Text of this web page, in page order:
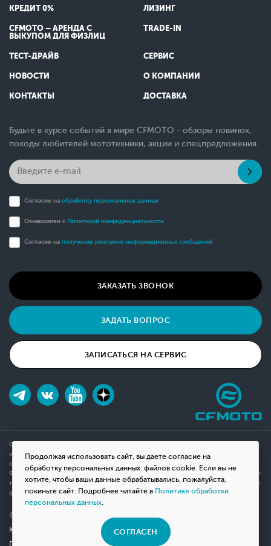
Продолжая использовать сайт, вы даете согласие на
обработку персональных данных: файлов cookie. Если вы не
хотите, чтобы ваши данные обрабатывались, пожалуйста,
покиньте сайт. Подробнее читайте в Политике обработки
персональных данных.
СОГЛАСЕН
КРЕДИТ 0% ЛИЗИНГ
CFMOTO – АРЕНДА С
ВЫКУПОМ ДЛЯ ФИЗЛИЦ
TRADE-IN
ТЕСТ-ДРАЙВ СЕРВИС
НОВОСТИ О КОМПАНИИ
КОНТАКТЫ ДОСТАВКА
Будьте в курсе событий в мире CFMOTO - обзоры новинок,
походы любителей мототехники, акции и спецпредложения.
Согласие на обработку персональных данных
Ознакомлен с Политикой конфиденциальности
Согласие на получение рекламно-информационных сообщений
ЗАКАЗАТЬ ЗВОНОК
ЗАДАТЬ ВОПРОС
ЗАПИСАТЬСЯ НА СЕРВИС
Обращаем ваше внимание на то, что данный интернет-сайт носит исключительно
информационный характер и ни при каких условиях не является публичной офертой,
определяемой положениями Статьи 437(2) Гражданского кодекса Российской
Федерации. Для получения подробной информации о наличии и стоимости указанных
товаров, пожалуйста, обращайтесь к менеджерам компании с помощью специальной
формы связи на сайте или по телефону.
© 2026 Мотосалон «ВНЕ ДОРОГ»
Юридическая информация